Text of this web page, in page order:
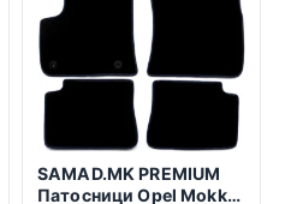
SAMAD.MK PREMIUM
Патосници Opel Mokka-